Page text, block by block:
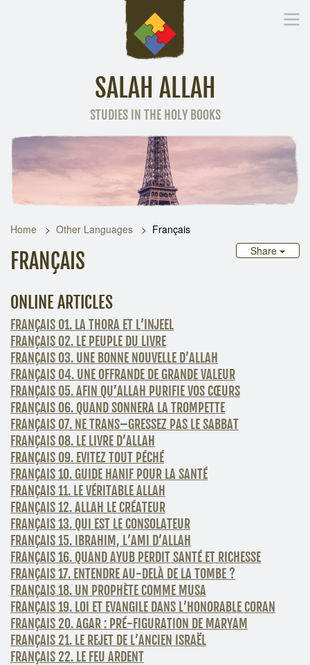
SALAH ALLAH
STUDIES IN THE HOLY BOOKS
Other
Home Other Languages
Français
Share
FRANÇAIS
ONLINE ARTICLES
FRANÇAIS 01. LA THORA ET L’INJEEL
FRANÇAIS 02. LE PEUPLE DU LIVRE
FRANÇAIS 03. UNE BONNE NOUVELLE D’ALLAH
FRANÇAIS 04. UNE OFFRANDE DE GRANDE VALEUR
FRANÇAIS 05. AFIN QU’ALLAH PURIFIE VOS CŒURS
FRANÇAIS 06. QUAND SONNERA LA TROMPETTE
FRANÇAIS 07. NE TRANS–GRESSEZ PAS LE SABBAT
FRANÇAIS 08. LE LIVRE D’ALLAH
FRANÇAIS 09. EVITEZ TOUT PÉCHÉ
FRANÇAIS 10. GUIDE HANIF POUR LA SANTÉ
FRANÇAIS 11. LE VÉRITABLE ALLAH
FRANÇAIS 12. ALLAH LE CRÉATEUR
FRANÇAIS 13. QUI EST LE CONSOLATEUR
FRANÇAIS 15. IBRAHIM, L’AMI D’ALLAH
FRANÇAIS 16. QUAND AYUB PERDIT SANTÉ ET RICHESSE
FRANÇAIS 17. ENTENDRE AU-DELÀ DE LA TOMBE ?
FRANÇAIS 18. UN PROPHÈTE COMME MUSA
FRANÇAIS 19. LOI ET EVANGILE DANS L’HONORABLE CORAN
FRANÇAIS 20. AGAR : PRÉ-FIGURATION DE MARYAM
FRANÇAIS 21. LE REJET DE L’ANCIEN ISRAËL
FRANÇAIS 22. LE FEU ARDENT